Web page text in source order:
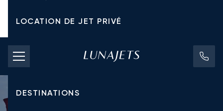
LOCATION DE JET PRIVÉ
TARIFS D'AFFRÈTEMENT
JETS PRIVÉS
DESTINATIONS